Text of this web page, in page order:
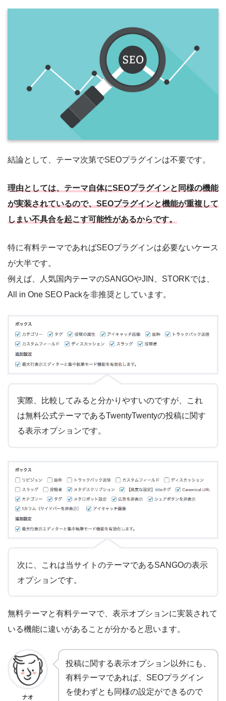
結論として、テーマ次第でSEOプラグインは不要です。
理由としては、テーマ自体にSEOプラグインと同様の機能
が実装されているので、SEOプラグインと機能が重複して
しまい不具合を起こす可能性があるからです。
特に有料テーマであればSEOプラグインは必要ないケース
が大半です。
例えば、人気国内テーマのSANGOやJIN、STORKでは、
All in One SEO Packを非推奨としています。
実際、比較してみると分かりやすいのですが、これ
は無料公式テーマであるTwentyTwentyの投稿に関す
る表示オプションです。
次に、これは当サイトのテーマであるSANGOの表示
オプションです。
無料テーマと有料テーマで、表示オプションに実装されて
いる機能に違いがあることが分かると思います。
ナオ
投稿に関する表示オプション以外にも、
有料テーマであれば、SEOプラグイン
を使わずとも同様の設定ができるので